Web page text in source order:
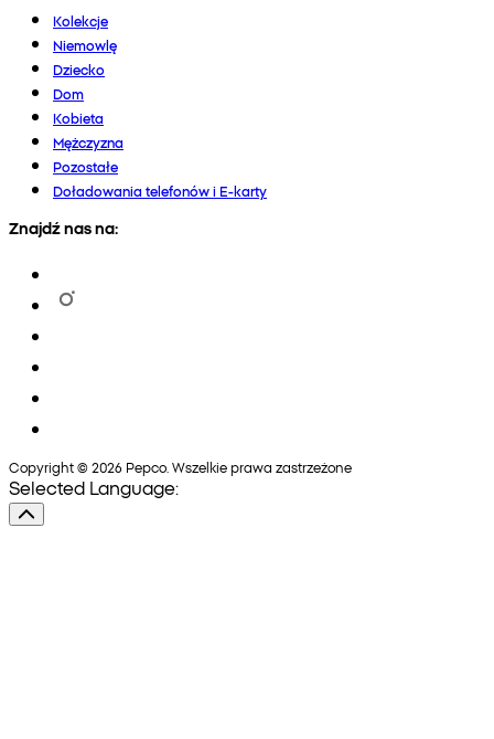
Kolekcje
Niemowlę
Dziecko
Dom
Kobieta
Mężczyzna
Pozostałe
Doładowania telefonów i E-karty
Znajdź nas na:
Copyright © 2026 Pepco. Wszelkie prawa zastrzeżone
Selected Language: